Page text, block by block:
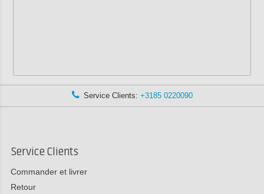
Service Clients: +3185 0220090
Service Clients
Commander et livrer
Retour